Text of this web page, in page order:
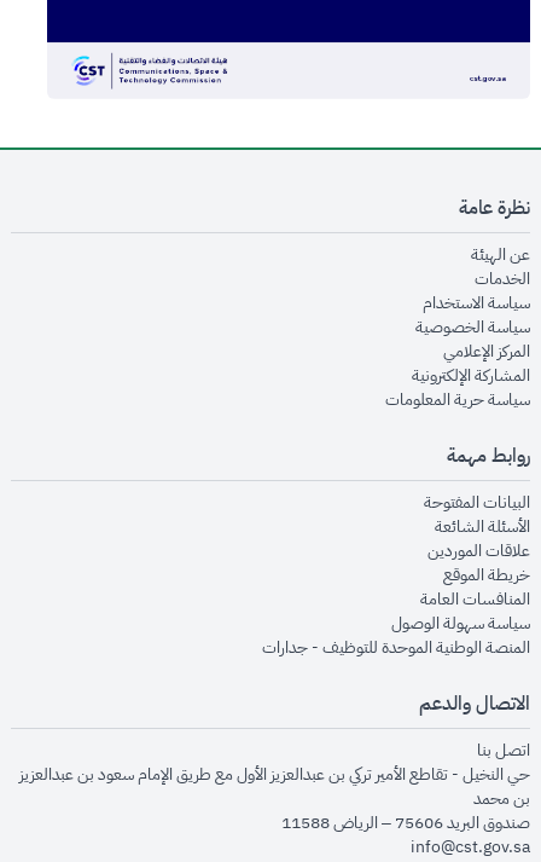
نظرة عامة
عن الهيئةopens in new window
الخدماتopens in new window
سياسة الاستخدام
سياسة الخصوصيةopens in new window
المركز الإعلاميopens in new window
المشاركة الإلكترونيةopens in new window
سياسة حرية المعلوماتopens in new window
روابط مهمة
البيانات المفتوحةopens in new window
الأسئلة الشائعةopens in new window
علاقات الموردينopens in new window
خريطة الموقعopens in new window
المنافسات العامةopens in new window
سياسة سهولة الوصولopens in new window
المنصة الوطنية الموحدة للتوظيف - جداراتopens in new window
الاتصال والدعم
اتصل بنا
حي النخيل - تقاطع الأمير تركي بن عبدالعزيز الأول مع طريق الإمام سعود بن عبدالعزيز
بن محمد
صندوق البريد 75606 – الرياض 11588
info@cst.gov.sa